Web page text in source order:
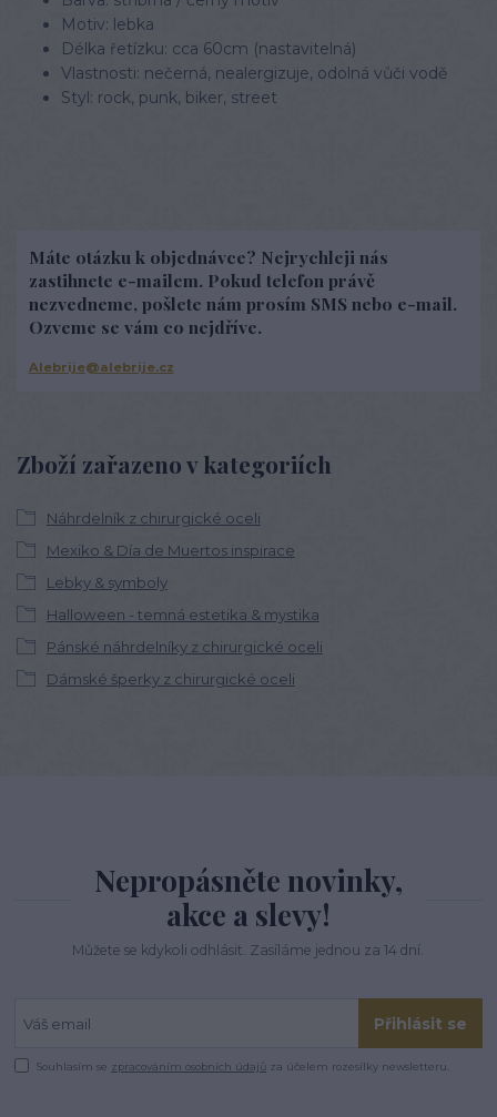
Motiv: lebka
Délka řetízku: cca 60cm (nastavitelná)
Vlastnosti: nečerná, nealergizuje, odolná vůči vodě
Styl: rock, punk, biker, street
Zboží zařazeno v kategoriích
Náhrdelník z chirurgické oceli
Mexiko & Día de Muertos inspirace
Lebky & symboly
Halloween - temná estetika & mystika
Pánské náhrdelníky z chirurgické oceli
Dámské šperky z chirurgické oceli
Máte otázku k objednávce? Nejrychleji nás
zastihnete e-mailem. Pokud telefon právě
nezvedneme, pošlete nám prosím SMS nebo e-mail.
Ozveme se vám co nejdříve.
Alebrije@alebrije.cz
Nepropásněte novinky,
akce a slevy!
Můžete se kdykoli odhlásit. Zasíláme jednou za 14 dní.
Přihlásit se
Souhlasím se zpracováním osobních údajů za účelem rozesílky newsletteru.